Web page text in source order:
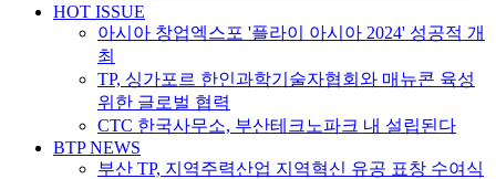
HOT ISSUE
아시아 창업엑스포 '플라이 아시아 2024' 성공적 개
최
TP, 싱가포르 한인과학기술자협회와 매뉴콘 육성
위한 글로벌 협력
CTC 한국사무소, 부산테크노파크 내 설립된다
BTP NEWS
부산 TP, 지역주력산업 지역혁신 유공 표창 수여식